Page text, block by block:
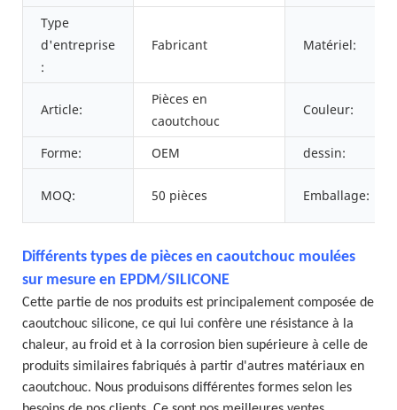
Type
d'entreprise
:
Fabricant Matériel:
Article:
Pièces en
caoutchouc
Couleur:
Forme: OEM dessin:
MOQ: 50 pièces Emballage:
Différents types de pièces en caoutchouc moulées
sur mesure en EPDM/SILICONE
Cette partie de nos produits est principalement composée de
caoutchouc silicone, ce qui lui confère une résistance à la
chaleur, au froid et à la corrosion bien supérieure à celle de
produits similaires fabriqués à partir d'autres matériaux en
caoutchouc. Nous produisons différentes formes selon les